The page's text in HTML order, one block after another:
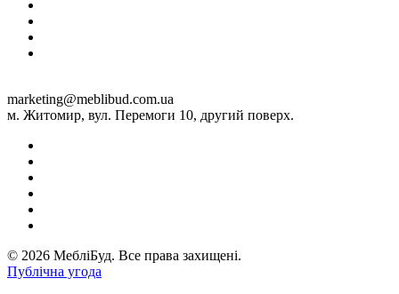
marketing@meblibud.com.ua
м. Житомир, вул. Перемоги 10, другий поверх.
© 2026 МебліБуд. Все права захищені.
Публічна угода